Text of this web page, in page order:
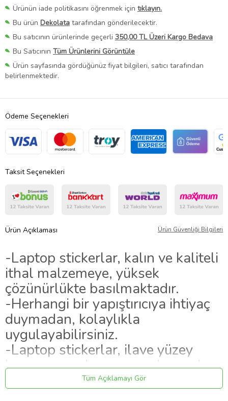
Ürünün iade politikasını öğrenmek için tıklayın.
Bu ürün Dekolata tarafından gönderilecektir.
Bu satıcının ürünlerinde geçerli 350,00 TL Üzeri Kargo Bedava
Bu Satıcının Tüm Ürünlerini Görüntüle
Ürün sayfasında gördüğünüz fiyat bilgileri, satıcı tarafından
belirlenmektedir.
Ödeme Seçenekleri
Taksit Seçenekleri
Ürün Açıklaması Ürün Güvenliği Bilgileri
-Laptop stickerlar, kalın ve kaliteli
ithal malzemeye, yüksek
çözünürlükte basılmaktadır.
-Herhangi bir yapıştırıcıya ihtiyaç
duymadan, kolaylıkla
uygulayabilirsiniz.
-Laptop stickerlar, ilave yüzey
koruyucu malzeme uygulanarak
hazırlanmaktadır.Tüm Açıklamayı Gör